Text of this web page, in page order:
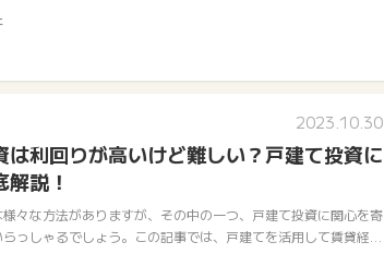
・デメリットについて解説するとともに、不動産クラウドファン
2023.10.30
は利回りが高いけど難しい？戸建て投資に
説！
々な方法がありますが、その中の一つ、戸建て投資に関心を寄
っしゃるでしょう。この記事では、戸建てを活用して賃貸経営